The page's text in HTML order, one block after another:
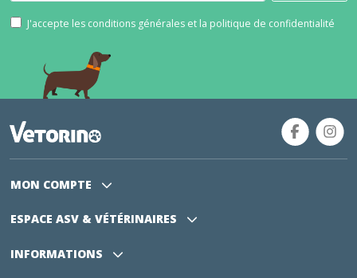
J'accepte les conditions générales et la politique de confidentialité
MON COMPTE
ESPACE ASV & VÉTÉRINAIRES
INFORMATIONS